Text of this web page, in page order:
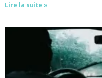
Lire la suite »